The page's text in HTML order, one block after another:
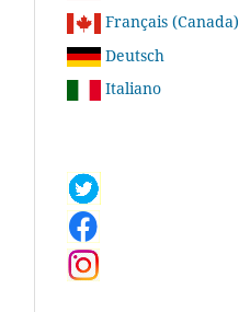
Français (Canada)
Deutsch
Italiano